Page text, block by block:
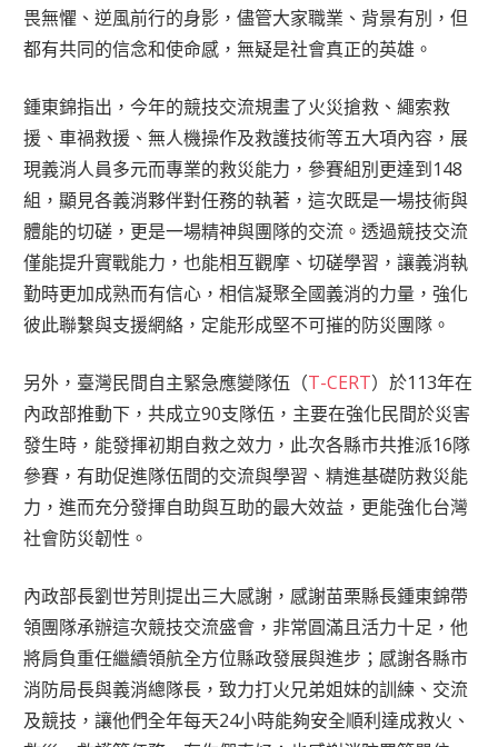
畏無懼、逆風前行的身影，儘管大家職業、背景有別，但
都有共同的信念和使命感，無疑是社會真正的英雄。
鍾東錦指出，今年的競技交流規畫了火災搶救、繩索救
援、車禍救援、無人機操作及救護技術等五大項內容，展
現義消人員多元而專業的救災能力，參賽組別更達到148
組，顯見各義消夥伴對任務的執著，這次既是一場技術與
體能的切磋，更是一場精神與團隊的交流。透過競技交流
僅能提升實戰能力，也能相互觀摩、切磋學習，讓義消執
勤時更加成熟而有信心，相信凝聚全國義消的力量，強化
彼此聯繫與支援網絡，定能形成堅不可摧的防災團隊。
另外，臺灣民間自主緊急應變隊伍（T-CERT）於113年在
內政部推動下，共成立90支隊伍，主要在強化民間於災害
發生時，能發揮初期自救之效力，此次各縣市共推派16隊
參賽，有助促進隊伍間的交流與學習、精進基礎防救災能
力，進而充分發揮自助與互助的最大效益，更能強化台灣
社會防災韌性。
內政部長劉世芳則提出三大感謝，感謝苗栗縣長鍾東錦帶
領團隊承辦這次競技交流盛會，非常圓滿且活力十足，他
將肩負重任繼續領航全方位縣政發展與進步；感謝各縣市
消防局長與義消總隊長，致力打火兄弟姐妹的訓練、交流
及競技，讓他們全年每天24小時能夠安全順利達成救火、